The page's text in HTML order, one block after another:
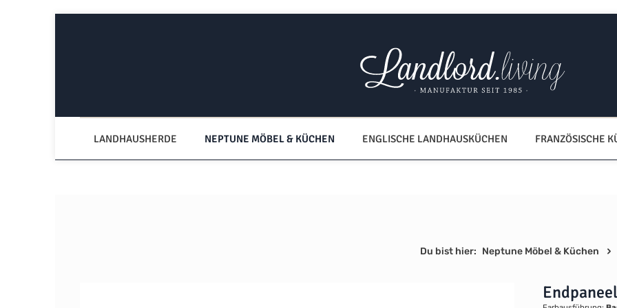
LANDHAUSHERDE NEPTUNE MÖBEL & KÜCHEN ENGLISCHE LANDHAUSKÜCHEN FRANZÖSISCHE
Du bist hier: Neptune Möbel & Küchen